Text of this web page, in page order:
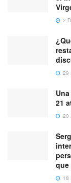
2
29
21
20
que
18